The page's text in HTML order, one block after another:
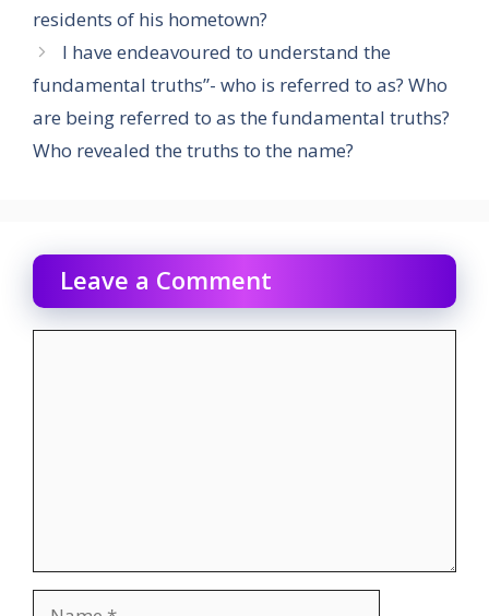
residents of his hometown?
I have endeavoured to understand the
fundamental truths”- who is referred to as? Who
are being referred to as the fundamental truths?
Who revealed the truths to the name?
Leave a Comment